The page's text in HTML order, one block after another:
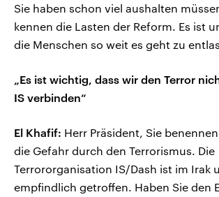
Sie haben schon viel aushalten
kennen die Lasten der Reform. Es ist
die Menschen so weit es geht zu
„Es ist wichtig, dass wir den Terror
IS verbinden“
El Khafif: Herr Präsident, Sie
die Gefahr durch den Terrorismus. Die
Terrororganisation IS/Dash ist im Irak
empfindlich getroffen. Haben Sie den